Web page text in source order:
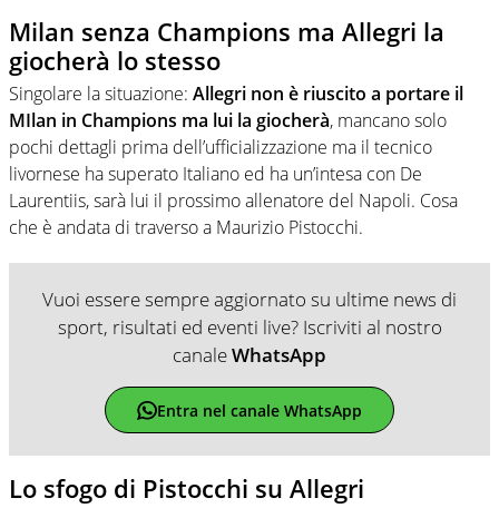
Milan senza Champions ma Allegri la
giocherà lo stesso
Singolare la situazione: Allegri non è riuscito a portare il
MIlan in Champions ma lui la giocherà, mancano solo
pochi dettagli prima dell’ufficializzazione ma il tecnico
livornese ha superato Italiano ed ha un’intesa con De
Laurentiis, sarà lui il prossimo allenatore del Napoli. Cosa
che è andata di traverso a Maurizio Pistocchi.
Vuoi essere sempre aggiornato su ultime news di
sport, risultati ed eventi live? Iscriviti al nostro
canaleWhatsApp
Entra nel canale WhatsApp
Lo sfogo di Pistocchi su Allegri